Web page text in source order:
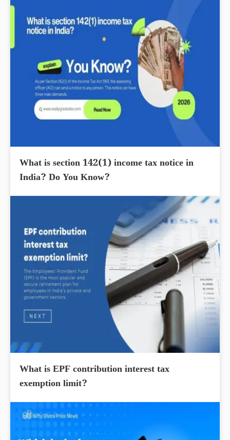
What is section 142(1) income tax notice in
India? Do You Know?
What is EPF contribution interest tax
exemption limit?